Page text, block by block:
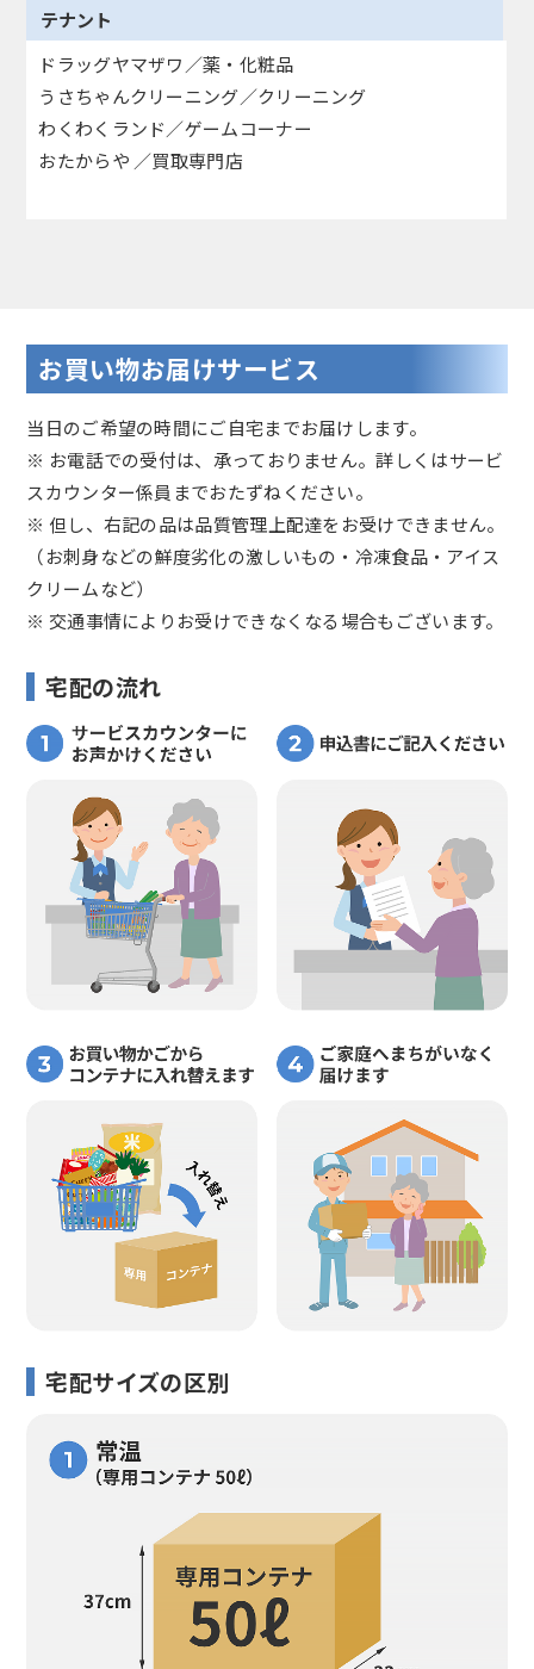
テナント
ドラッグヤマザワ／薬・化粧品
うさちゃんクリーニング／クリーニング
わくわくランド／ゲームコーナー
おたからや ／買取専門店
お買い物お届けサービス
当日のご希望の時間にご自宅までお届けします。
※ お電話での受付は、承っておりません。詳しくはサービ
スカウンター係員までおたずねください。
※ 但し、右記の品は品質管理上配達をお受けできません。
（お刺身などの鮮度劣化の激しいもの・冷凍食品・アイス
クリームなど）
※ 交通事情によりお受けできなくなる場合もございます。
宅配の流れ
宅配サイズの区別